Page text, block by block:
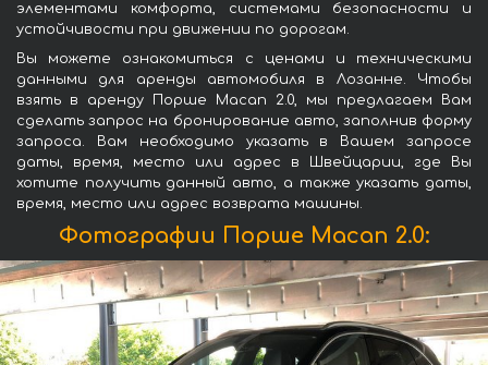
элементами комфорта, системами безопасности и
устойчивости при движении по дорогам.
Вы можете ознакомиться с ценами и техническими
данными для аренды автомобиля в Лозанне. Чтобы
взять в аренду Порше Macan 2.0, мы предлагаем Вам
сделать запрос на бронирование авто, заполнив форму
запроса. Вам необходимо указать в Вашем запросе
даты, время, место или адрес в Швейцарии, где Вы
хотите получить данный авто, а также указать даты,
время, место или адрес возврата машины.
Фотографии Порше Macan 2.0: